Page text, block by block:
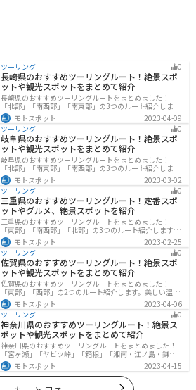
ツーリング 0
長崎県のおすすめツーリングルート！絶景スポ
ットや観光スポットをまとめて紹介
長崎県のおすすめツーリングルートをまとめました！
「北部」「南西部」「南東部」の3つのルート紹介しま
す。国際色豊かな街並みや世界遺産、絶景ポイントが数
多く存在し、様々な楽しみ方ができます。バイクで長崎
県にツーリングに行く際は参考にしてください。
モトスポット
2023-04-09
ツーリング
0
岐阜県のおすすめツーリングルート！絶景スポ
ットや観光スポットをまとめて紹介
岐阜県のおすすめツーリングルートをまとめました！
「北部」「南東部」「南西部」の3つのルート紹介しま
す。自然豊かな山が充実しており、山を生かした施設や
グルメ、絶景スポットなど、自然を満喫するツーリング
ができます。バイクで岐阜県にツーリングに行く際は参
考にしてください。
モトスポット
2023-03-02
ツーリング
0
三重県のおすすめツーリングルート！定番スポ
ットやグルメ、絶景スポットを紹介
三重県のおすすめツーリングルートをまとめました！
「東部」「南西部」「北部」の3つのルート紹介します。
標高の高いスカイラインからリアス式海岸まであるの
で、飽きることなくツーリングを堪能できます。バイク
で三重県にツーリングに行く際は参考にしてください。
モトスポット
2023-02-25
ツーリング
0
佐賀県のおすすめツーリングルート！絶景スポ
ットや観光スポットをまとめて紹介
佐賀県のおすすめツーリングルートをまとめました！
「東部」「西部」の2つのルート紹介します。美しい温泉
地や古墳群、歴史ある城や神社仏閣など、バイクツーリ
ングに適したスポットが多数存在し、様々な楽しみ方が
できます。バイクで佐賀県にツーリングに行く際は参考
にしてください。
モトスポット
2023-04-06
ツーリング
0
神奈川県のおすすめツーリングルート！絶景ス
ポットや観光スポットをまとめて紹介
神奈川県のおすすめツーリングルートをまとめました！
「宮ヶ瀬」「ヤビツ峠」「箱根」「湘南・江ノ島・鎌
倉」「三浦」「みなとみらい」の6つのルート紹介しま
す。自然豊かなスポット、歴史ある観光名所、都市部で
楽しめるツーリングスポットまで多数あります。バイク
で神奈川県にツーリングに行く際は参考にしてくださ
モトスポット 2023-04-15